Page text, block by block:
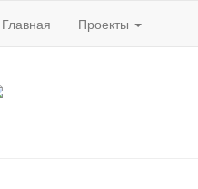
Главная Проекты